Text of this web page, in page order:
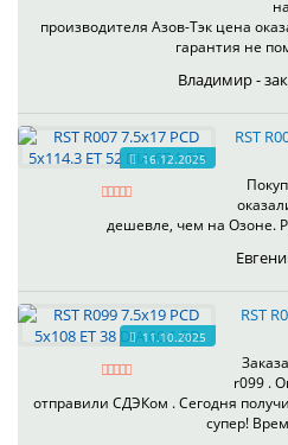
производителя Азов-Тэк цена
гарантия не
Владимир -
16.12.2025
RST
дешевле, чем на Озоне.
11.10.2025
RST
r099 .
отправили СДЭКом . Сегодня
супер!